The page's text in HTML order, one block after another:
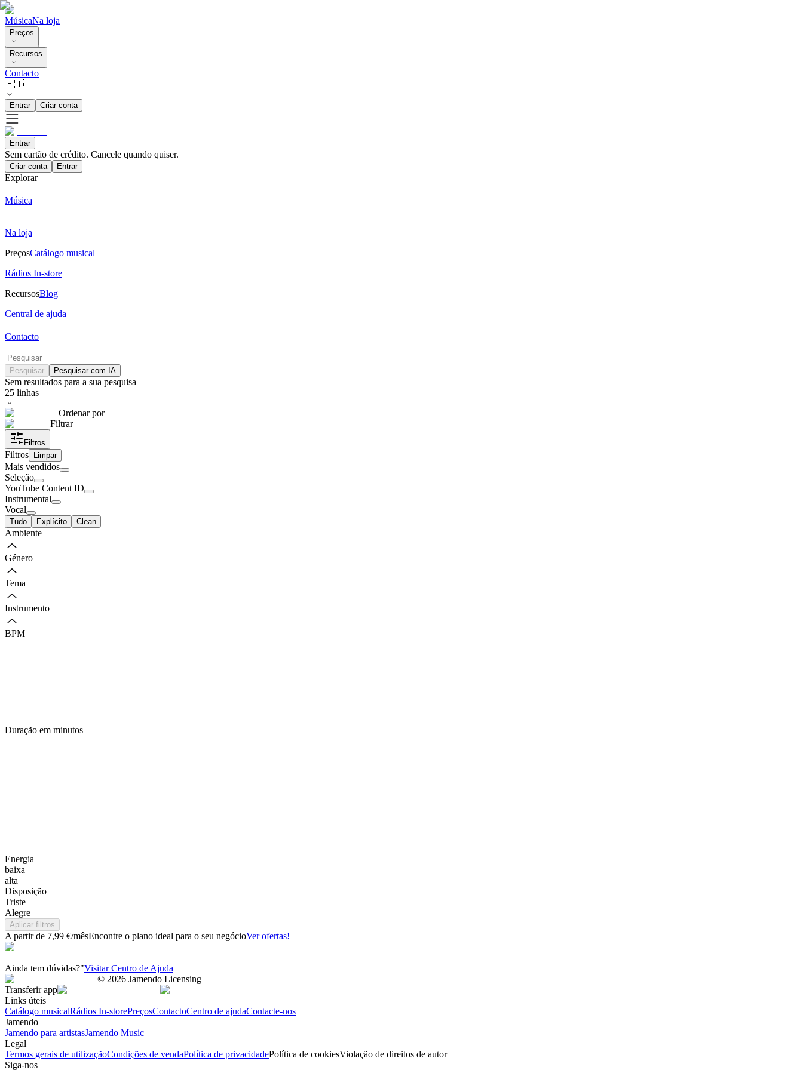
MúsicaNa loja
Preços
Recursos
Contacto
🇵🇹
Entrar Criar conta
Entrar
Sem cartão de crédito. Cancele quando quiser.
Criar conta Entrar
Explorar
Música
Na loja
PreçosCatálogo musical
Rádios In-store
RecursosBlog
Central de ajuda
Contacto
Pesquisar Pesquisar com IA
Sem resultados para a sua pesquisa
25 linhas
Ordenar por
Filtrar
Filtros
Filtros Limpar
Mais vendidos
Seleção
YouTube Content ID
Instrumental
Vocal
Tudo Explícito Clean
Ambiente
Género
Tema
Instrumento
BPM
Duração em minutos
Energia
baixa
alta
Disposição
Triste
Alegre
Aplicar filtros
A partir de 7,99 €/mêsEncontre o plano ideal para o seu negócioVer ofertas!
Ainda tem dúvidas?"Visitar Centro de Ajuda
© 2026 Jamendo Licensing
Transferir app
Links úteis
Catálogo musicalRádios In-storePreçosContactoCentro de ajudaContacte-nos
Jamendo
Jamendo para artistasJamendo Music
Legal
Termos gerais de utilizaçãoCondições de vendaPolítica de privacidadePolítica de cookiesViolação de direitos de autor
Siga-nos